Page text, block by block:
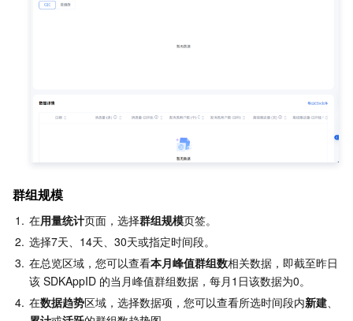
控制中心
云顾问 - 混沌演练
地域管理系统
配额中心
资源中心
事件总线
云顾问-Tencent RTC 云助手
云压测
账号相关
控制台相关
费用中心
认证信息
政策与规范
大数据处理套件 TBDS
操作系统
群组规模
1. 在用量统计页面，选择群组规模页签。
2. 选择7天、14天、30天或指定时间段。
3. 在总览区域，您可以查看本月峰值群组数相关数据，即截至昨日
该 SDKAppID 的当月峰值群组数据，每月1日该数据为0。
4. 在数据趋势区域，选择数据项，您可以查看所选时间段内新建